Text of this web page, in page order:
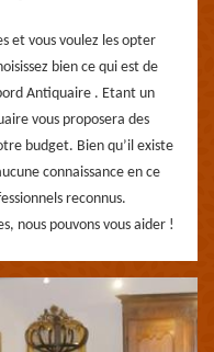
et vous voulez les opter
bien ce qui est de
Antiquaire . Etant un
vous proposera des
budget. Bien qu’il existe
connaissance en ce
reconnus.
nous pouvons vous aider !